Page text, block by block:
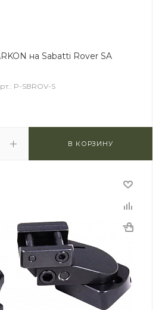
на Sabatti Rover SA
P-SBROV-S
В КОРЗИНУ